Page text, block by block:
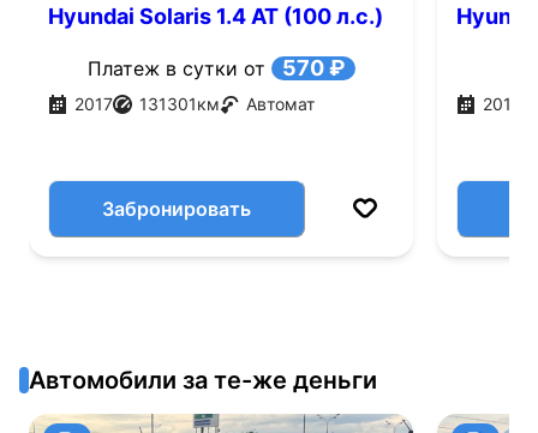
Hyundai Solaris 1.4 AT (100 л.с.)
Платеж в сутки от 570 ₽
2017 131301км Автомат
Забронировать
2015
Автомобили за те-же деньги